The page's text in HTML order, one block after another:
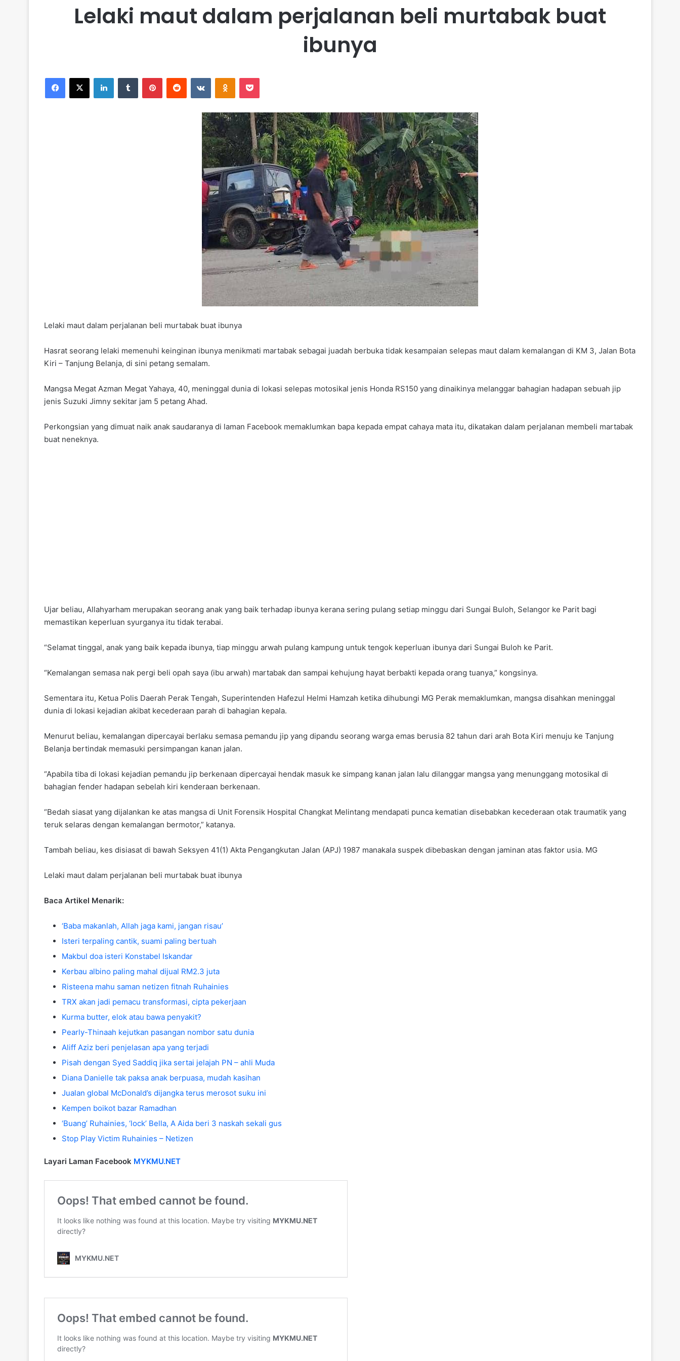
Lelaki maut dalam perjalanan beli murtabak buat
ibunya
Lelaki maut dalam perjalanan beli murtabak buat ibunya
Hasrat seorang lelaki memenuhi keinginan ibunya menikmati martabak sebagai juadah berbuka tidak kesampaian selepas maut dalam kemalangan di KM 3, Jalan Bota
Kiri – Tanjung Belanja, di sini petang semalam.
Mangsa Megat Azman Megat Yahaya, 40, meninggal dunia di lokasi selepas motosikal jenis Honda RS150 yang dinaikinya melanggar bahagian hadapan sebuah jip
jenis Suzuki Jimny sekitar jam 5 petang Ahad.
Perkongsian yang dimuat naik anak saudaranya di laman Facebook memaklumkan bapa kepada empat cahaya mata itu, dikatakan dalam perjalanan membeli martabak
buat neneknya.
Ujar beliau, Allahyarham merupakan seorang anak yang baik terhadap ibunya kerana sering pulang setiap minggu dari Sungai Buloh, Selangor ke Parit bagi
memastikan keperluan syurganya itu tidak terabai.
“Selamat tinggal, anak yang baik kepada ibunya, tiap minggu arwah pulang kampung untuk tengok keperluan ibunya dari Sungai Buloh ke Parit.
“Kemalangan semasa nak pergi beli opah saya (ibu arwah) martabak dan sampai kehujung hayat berbakti kepada orang tuanya,” kongsinya.
Sementara itu, Ketua Polis Daerah Perak Tengah, Superintenden Hafezul Helmi Hamzah ketika dihubungi MG Perak memaklumkan, mangsa disahkan meninggal
dunia di lokasi kejadian akibat kecederaan parah di bahagian kepala.
Menurut beliau, kemalangan dipercayai berlaku semasa pemandu jip yang dipandu seorang warga emas berusia 82 tahun dari arah Bota Kiri menuju ke Tanjung
Belanja bertindak memasuki persimpangan kanan jalan.
“Apabila tiba di lokasi kejadian pemandu jip berkenaan dipercayai hendak masuk ke simpang kanan jalan lalu dilanggar mangsa yang menunggang motosikal di
bahagian fender hadapan sebelah kiri kenderaan berkenaan.
“Bedah siasat yang dijalankan ke atas mangsa di Unit Forensik Hospital Changkat Melintang mendapati punca kematian disebabkan kecederaan otak traumatik yang
teruk selaras dengan kemalangan bermotor,” katanya.
Tambah beliau, kes disiasat di bawah Seksyen 41(1) Akta Pengangkutan Jalan (APJ) 1987 manakala suspek dibebaskan dengan jaminan atas faktor usia. MG
Lelaki maut dalam perjalanan beli murtabak buat ibunya
Baca Artikel Menarik:
‘Baba makanlah, Allah jaga kami, jangan risau’
Isteri terpaling cantik, suami paling bertuah
Makbul doa isteri Konstabel Iskandar
Kerbau albino paling mahal dijual RM2.3 juta
Risteena mahu saman netizen fitnah Ruhainies
TRX akan jadi pemacu transformasi, cipta pekerjaan
Kurma butter, elok atau bawa penyakit?
Pearly-Thinaah kejutkan pasangan nombor satu dunia
Aliff Aziz beri penjelasan apa yang terjadi
Pisah dengan Syed Saddiq jika sertai jelajah PN – ahli Muda
Diana Danielle tak paksa anak berpuasa, mudah kasihan
Jualan global McDonald’s dijangka terus merosot suku ini
Kempen boikot bazar Ramadhan
‘Buang’ Ruhainies, ‘lock’ Bella, A Aida beri 3 naskah sekali gus
Stop Play Victim Ruhainies – Netizen
Layari Laman Facebook MYKMU.NET